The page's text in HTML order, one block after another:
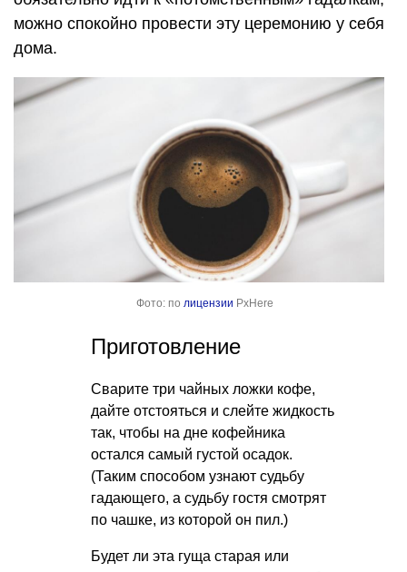
можно спокойно провести эту церемонию у себя
дома.
Фото: по лицензии PxHere
Приготовление
Сварите три чайных ложки кофе,
дайте отстояться и слейте жидкость
так, чтобы на дне кофейника
остался самый густой осадок.
(Таким способом узнают судьбу
гадающего, а судьбу гостя смотрят
по чашке, из которой он пил.)
Будет ли эта гуща старая или